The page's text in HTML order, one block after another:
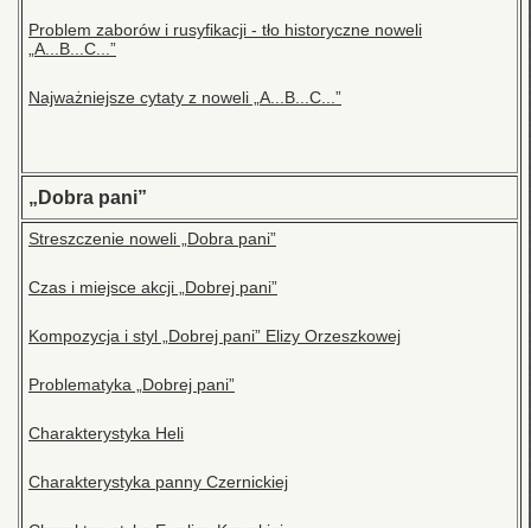
Problem zaborów i rusyfikacji - tło historyczne noweli
„A...B...C...”
Najważniejsze cytaty z noweli „A...B...C...”
„Dobra pani”
Streszczenie noweli „Dobra pani”
Czas i miejsce akcji „Dobrej pani”
Kompozycja i styl „Dobrej pani” Elizy Orzeszkowej
Problematyka „Dobrej pani”
Charakterystyka Heli
Charakterystyka panny Czernickiej